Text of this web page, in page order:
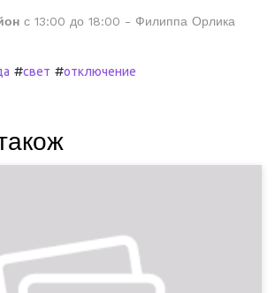
с 13:00 до 18:00 - Филиппа Орлика
#свет #отключение